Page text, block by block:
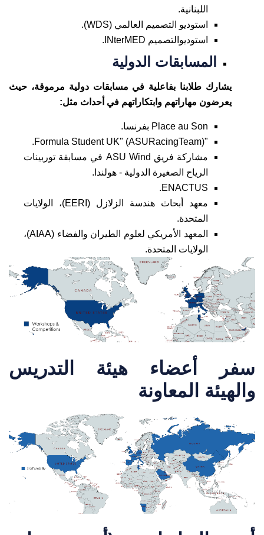
اللبنانية.
استوديو التصميم العالمي (WDS).
استوديوالتصميم INterMED.
المسابقات الدولية
يشارك طلابنا بفاعلية في مسابقات دولية مرموقة، حيث
يعرضون مهاراتهم وابتكاراتهم في أحداث مثل:
Place au Son بفرنسا.
"Formula Student UK" (ASURacingTeam).
مشاركة فريق ASU Wind في مسابقة توربينات
الرياح الصغيرة الدولية - هولندا.
ENACTUS.
معهد أبحاث هندسة الزلازل (EERI)، الولايات
المتحدة.
المعهد الأمريكي لعلوم الطيران والفضاء (AIAA)،
الولايات المتحدة.
سفر أعضاء هيئة التدريس
والهيئة المعاونة